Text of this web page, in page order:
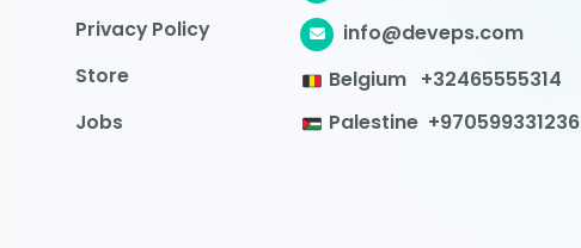
Privacy Policy
Store
Jobs
info@deveps.com
Belgium +32465555314
Palestine +970599331236